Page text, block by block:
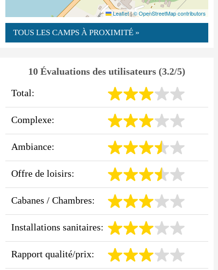
Leaflet|© OpenStreetMap contributors
TOUS LES CAMPS À PROXIMITÉ »
10 Évaluations des utilisateurs (3.2/5)
Total:
Complexe:
Ambiance:
Offre de loisirs:
Cabanes / Chambres:
Installations sanitaires:
Rapport qualité/prix: